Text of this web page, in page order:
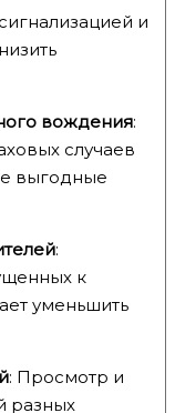
и
вождения:
случаев
выгодные
:
к
уменьшить
: Просмотр и
разных